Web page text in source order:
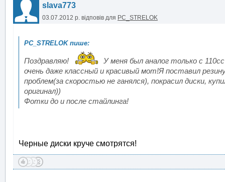
slava773
03.07.2012 р. відповів для PC_STRELOK
Поздравляю!
У меня был аналог только с
очень даже классный и красивый мот!Я поставил
проблем(за скоростью не ганялся), покрасил диски,
оригинал))
Фотки до и после стайлинга!
Черные диски круче смотрятся!